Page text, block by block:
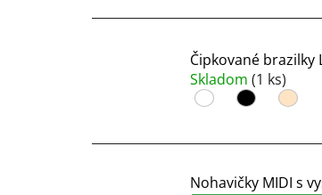
Čipkované brazilky
Skladom (1 ks)
Nohavičky MIDI s